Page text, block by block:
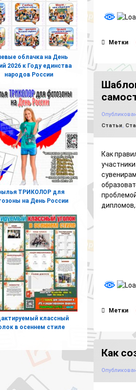
Метки
Рубрики:
Статьи,
Как
Метки
Как
облачка на День
2026 к Году единства
народов России
ТРИКОЛОР для
на День России
классный
в осеннем стиле